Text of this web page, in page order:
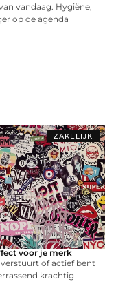
vandaag. Hygiëne,
op de agenda
ZAKELIJK
voor je merk
of actief bent
krachtig